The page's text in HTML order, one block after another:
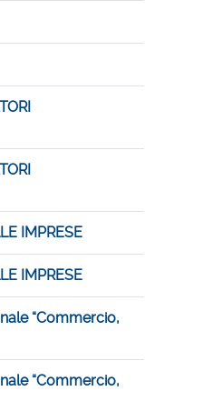
IMPRESE
IMPRESE
“Commercio,
“Commercio,